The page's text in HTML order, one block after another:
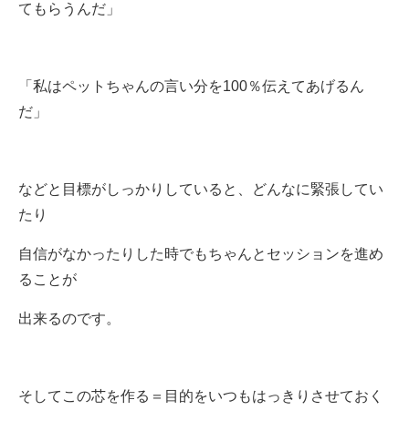
てもらうんだ」
「私はペットちゃんの言い分を100％伝えてあげるん
だ」
などと目標がしっかりしていると、どんなに緊張してい
たり
自信がなかったりした時でもちゃんとセッションを進め
ることが
出来るのです。
そしてこの芯を作る＝目的をいつもはっきりさせておく